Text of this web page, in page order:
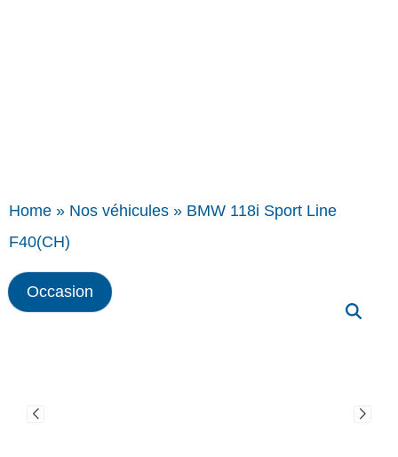
Home » Nos véhicules » BMW 118i Sport Line
F40(CH)
Occasion